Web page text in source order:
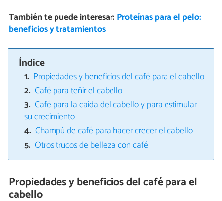
También te puede interesar: Proteínas para el pelo:
beneficios y tratamientos
Índice
Propiedades y beneficios del café para el cabello
Café para teñir el cabello
Café para la caída del cabello y para estimular
su crecimiento
Champú de café para hacer crecer el cabello
Otros trucos de belleza con café
Propiedades y beneficios del café para el
cabello